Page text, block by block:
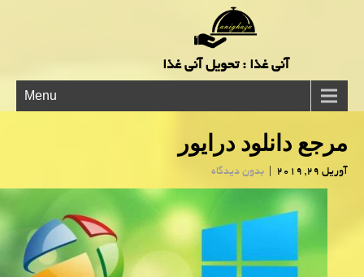
آنی غذا : تحویل آنی غذا
Menu
مرجع دانلود درایور
آوریل 29, 2019 | بدون دیدگاه